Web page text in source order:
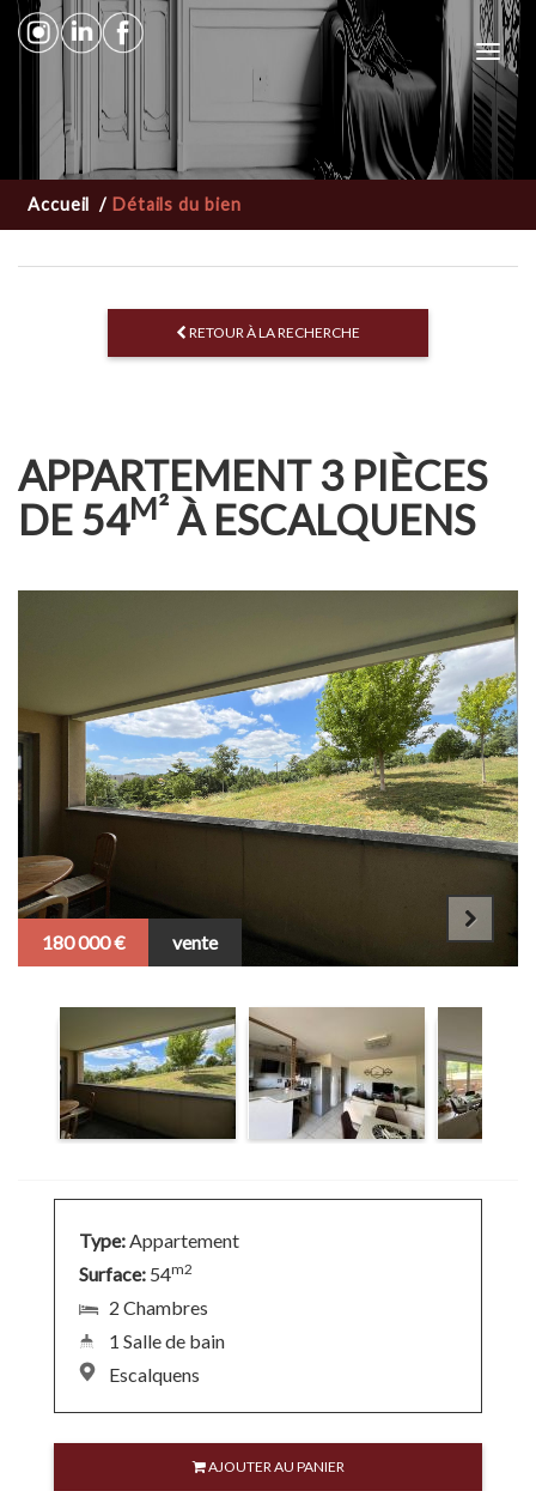
Notre
agence
Gestion
Locations
Nous
contacter
Client
Accueil/ Détails du bien
RETOUR À LA RECHERCHE
APPARTEMENT 3 PIÈCES
DE 54M² À ESCALQUENS
180 000 € vente
Type: Appartement
Surface: 54m2
2 Chambres
1 Salle de bain
Escalquens
AJOUTER AU PANIER